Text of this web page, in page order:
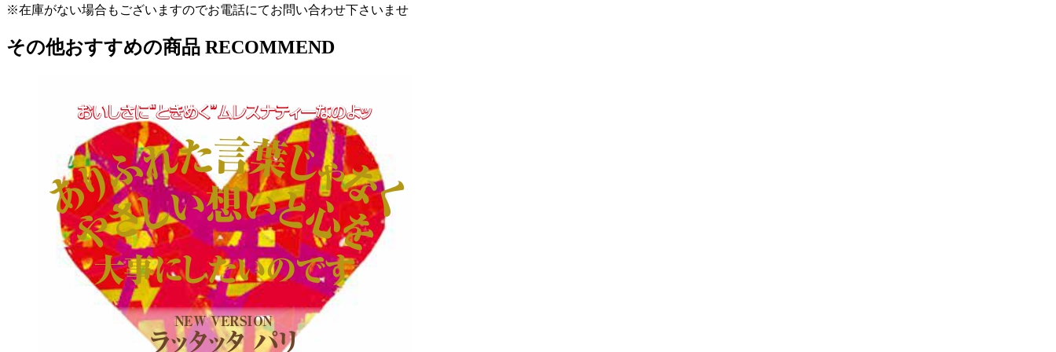
※在庫がない場合もございますのでお電話にてお問い合わせ下さいませ
その他おすすめの商品 RECOMMEND